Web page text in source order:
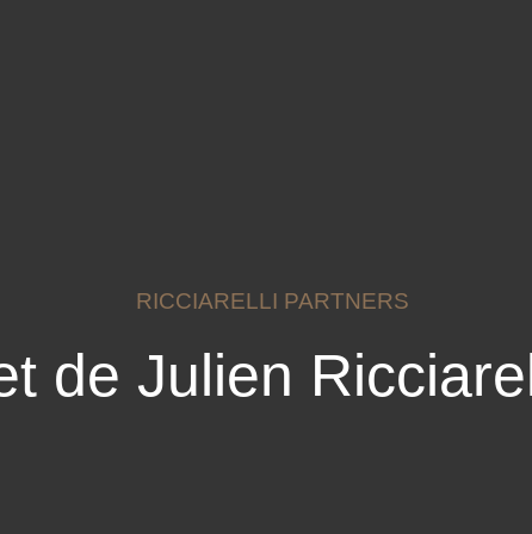
RICCIARELLI PARTNERS
de Julien